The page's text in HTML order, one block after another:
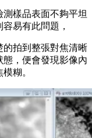
樣品表面不夠平坦
易有此問題，
的拍到整張對焦清晰
，便會發現影像內
糊。